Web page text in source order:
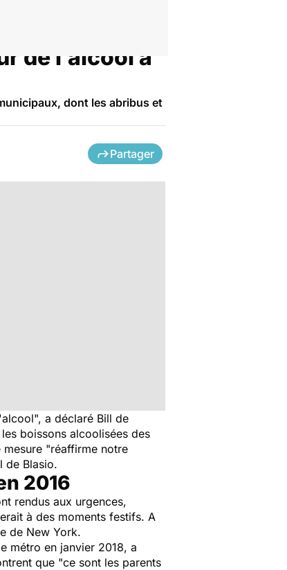
de l’alcool à
dont les abribus et
Partager
", a déclaré Bill de
boissons alcoolisées des
mesure "réaffirme notre
de Blasio.
2016
rendus aux urgences,
à des moments festifs. A
de New York.
métro en janvier 2018, a
que "ce sont les parents